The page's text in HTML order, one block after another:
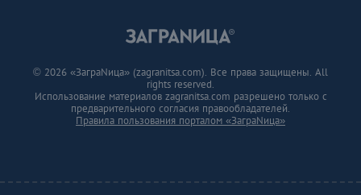
© 2026 «ЗаграNица» (zagranitsa.com). Все права защищены. All
rights reserved.
Использование материалов zagranitsa.com разрешено только с
предварительного согласия правообладателей.
Правила пользования порталом «ЗаграNица»